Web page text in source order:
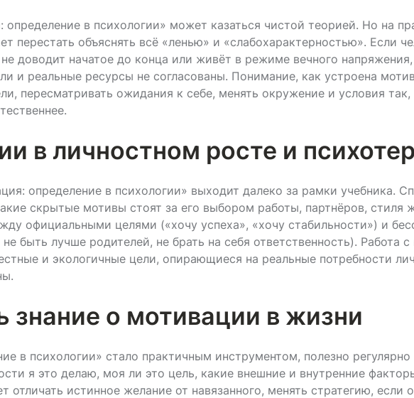
определение в психологии» может казаться чистой теорией. Но на
перестать объяснять всё «ленью» и «слабохарактерностью». Если
доводит начатое до конца или живёт в режиме вечного напряжения,
и реальные ресурсы не согласованы. Понимание, как устроена
пересматривать ожидания к себе, менять окружение и условия так,
в личностном росте и
определение в психологии» выходит далеко за рамки учебника.
скрытые мотивы стоят за его выбором работы, партнёров, стиля
официальными целями («хочу успеха», «хочу стабильности») и
быть лучше родителей, не брать на себя ответственность). Работа
и экологичные цели, опирающиеся на реальные потребности
знание о мотивации в жизни
в психологии» стало практичным инструментом, полезно регулярно
я это делаю, моя ли это цель, какие внешние и внутренние
отличать истинное желание от навязанного, менять стратегию, если